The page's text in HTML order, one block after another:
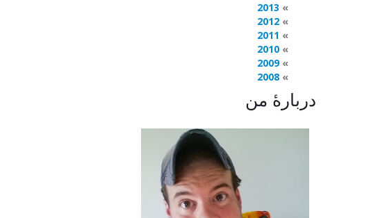
2013
2012
2011
2010
2009
2008
دربارهٔ من